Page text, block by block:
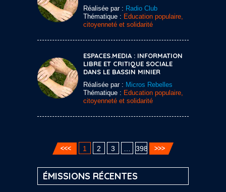
Réalisée par : Radio Club
Thématique : Education populaire,
citoyenneté et solidarité
ESPACES.MEDIA : INFORMATION
LIBRE ET CRITIQUE SOCIALE
DANS LE BASSIN MINIER
Réalisée par : Micros Rebelles
Thématique : Education populaire,
citoyenneté et solidarité
1 2 3 398
ÉMISSIONS RÉCENTES